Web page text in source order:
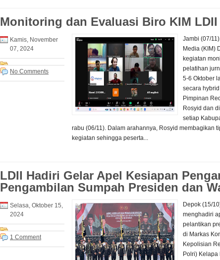
Monitoring dan Evaluasi Biro KIM
Kamis, November
07, 2024
No Comments
Jambi (07/
Media (KIM)
kegiatan
pelatihan
5-6 Oktober
secara
Pimpinan
Rosyid dan
setiap
rabu (06/11). Dalam arahannya, Rosyid membagikan
kegiatan sehingga peserta...
LDII Hadiri Gelar Apel Kesiapan
Pengambilan Sumpah Presiden dan
Selasa, Oktober 15,
2024
1 Comment
Depok (15/
menghadiri
pelantikan
di Markas
Kepolisian
Polri) Kelapa